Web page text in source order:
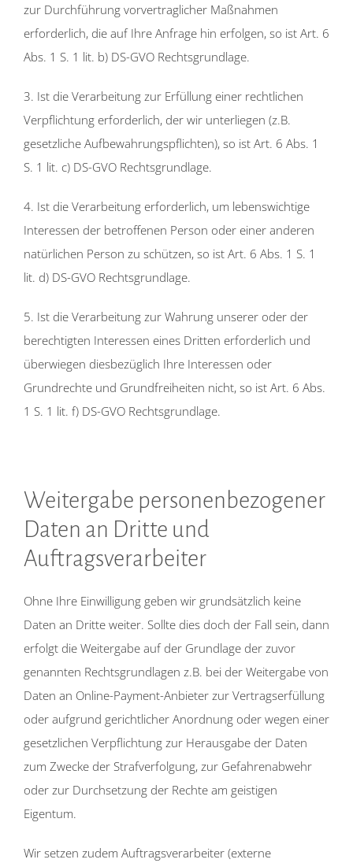
zur Durchführung vorvertraglicher Maßnahmen
erforderlich, die auf Ihre Anfrage hin erfolgen, so ist Art. 6
Abs. 1 S. 1 lit. b) DS-GVO Rechtsgrundlage.
3. Ist die Verarbeitung zur Erfüllung einer rechtlichen
Verpflichtung erforderlich, der wir unterliegen (z.B.
gesetzliche Aufbewahrungspflichten), so ist Art. 6 Abs. 1
S. 1 lit. c) DS-GVO Rechtsgrundlage.
4. Ist die Verarbeitung erforderlich, um lebenswichtige
Interessen der betroffenen Person oder einer anderen
natürlichen Person zu schützen, so ist Art. 6 Abs. 1 S. 1
lit. d) DS-GVO Rechtsgrundlage.
5. Ist die Verarbeitung zur Wahrung unserer oder der
berechtigten Interessen eines Dritten erforderlich und
überwiegen diesbezüglich Ihre Interessen oder
Grundrechte und Grundfreiheiten nicht, so ist Art. 6 Abs.
1 S. 1 lit. f) DS-GVO Rechtsgrundlage.
Weitergabe personenbezogener
Daten an Dritte und
Auftragsverarbeiter
Ohne Ihre Einwilligung geben wir grundsätzlich keine
Daten an Dritte weiter. Sollte dies doch der Fall sein, dann
erfolgt die Weitergabe auf der Grundlage der zuvor
genannten Rechtsgrundlagen z.B. bei der Weitergabe von
Daten an Online-Payment-Anbieter zur Vertragserfüllung
oder aufgrund gerichtlicher Anordnung oder wegen einer
gesetzlichen Verpflichtung zur Herausgabe der Daten
zum Zwecke der Strafverfolgung, zur Gefahrenabwehr
oder zur Durchsetzung der Rechte am geistigen
Eigentum.
Wir setzen zudem Auftragsverarbeiter (externe